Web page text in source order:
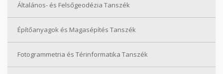
Általános- és Felsőgeodézia Tanszék
Építőanyagok és Magasépítés Tanszék
Fotogrammetria és Térinformatika Tanszék